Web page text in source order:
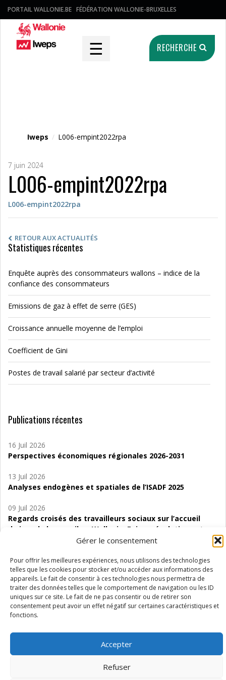
Gérer le consentement
Pour offrir les meilleures expériences, nous utilisons des technologies
telles que les cookies pour stocker et/ou accéder aux informations des
appareils. Le fait de consentir à ces technologies nous permettra de
traiter des données telles que le comportement de navigation ou les ID
uniques sur ce site. Le fait de ne pas consentir ou de retirer son
consentement peut avoir un effet négatif sur certaines caractéristiques et
fonctions.
Accepter
Refuser
PORTAIL WALLONIE.BE FÉDÉRATION WALLONIE-BRUXELLES
☰ RECHERCHE
Iweps / L006-empint2022rpa
7 juin 2024
L006-empint2022rpa
L006-empint2022rpa
RETOUR AUX ACTUALITÉS
Statistiques récentes
Enquête auprès des consommateurs wallons – indice de la
confiance des consommateurs
Emissions de gaz à effet de serre (GES)
Croissance annuelle moyenne de l’emploi
Coefficient de Gini
Postes de travail salarié par secteur d’activité
Publications récentes
16 Juil 2026
Perspectives économiques régionales 2026-2031
13 Juil 2026
Analyses endogènes et spatiales de l’ISADF 2025
09 Juil 2026
Regards croisés des travailleurs sociaux sur l’accueil
de jour de bas seuil en Wallonie. Enjeux, évolutions et
06 Juil 2026
Étude d’évaluabilité des Structures
d’accompagnement à l’autocréation d’emploi (SAACE)
01 Juil 2026
Pénurie du personnel infirmier :quels indicateurs
Wallonie ?